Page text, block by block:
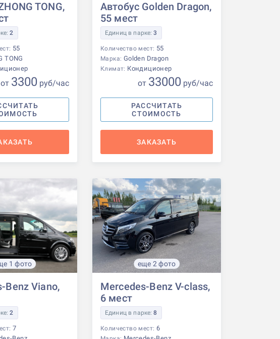
TONG,
2
55
TONG
от 3300 руб/час
Автобус Golden Dragon,
55 мест
Единиц в парке:3
Количество мест: 55
Марка: Golden Dragon
Климат: Кондиционер
от 33000 руб/час
РАССЧИТАТЬ
СТОИМОСТЬ
ЗАКАЗАТЬ
1 фото
Benz Viano,
2
7
еще 2 фото
Mercedes-Benz V-class,
6 мест
Единиц в парке:8
Количество мест: 6